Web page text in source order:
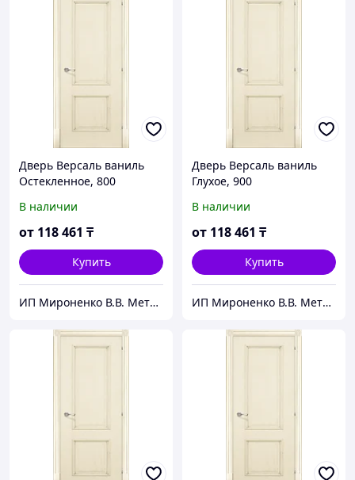
Дверь Версаль ваниль
Остекленное, 800
В наличии
от 118 461 ₸
Купить
ИП Мироненко В.В. Металлические и межкомнатные двери
Дверь Версаль ваниль
Глухое, 900
В наличии
от 118 461 ₸
Купить
ИП Мироненко В.В. Металлические и межкомнатные двери